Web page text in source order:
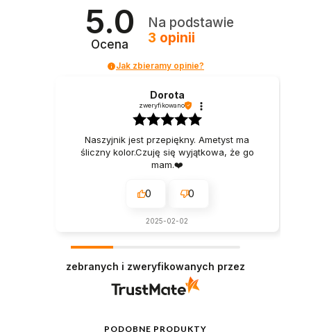
5.0
Ocena
Na podstawie
3 opinii
Jak zbieramy opinie?
Dorota
zweryfikowano
Naszyjnik jest przepiękny. Ametyst ma
śliczny kolor.Czuję się wyjątkowa, że go
mam.❤️
0 0
2025-02-02
zebranych i zweryfikowanych przez
PODOBNE PRODUKTY